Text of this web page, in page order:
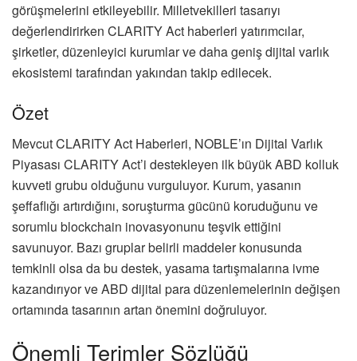
görüşmelerini etkileyebilir. Milletvekilleri tasarıyı
değerlendirirken CLARITY Act haberleri yatırımcılar,
şirketler, düzenleyici kurumlar ve daha geniş dijital varlık
ekosistemi tarafından yakından takip edilecek.
Özet
Mevcut CLARITY Act Haberleri, NOBLE’ın Dijital Varlık
Piyasası CLARITY Act’i destekleyen ilk büyük ABD kolluk
kuvveti grubu olduğunu vurguluyor. Kurum, yasanın
şeffaflığı artırdığını, soruşturma gücünü koruduğunu ve
sorumlu blockchain inovasyonunu teşvik ettiğini
savunuyor. Bazı gruplar belirli maddeler konusunda
temkinli olsa da bu destek, yasama tartışmalarına ivme
kazandırıyor ve ABD dijital para düzenlemelerinin değişen
ortamında tasarının artan önemini doğruluyor.
Önemli Terimler Sözlüğü